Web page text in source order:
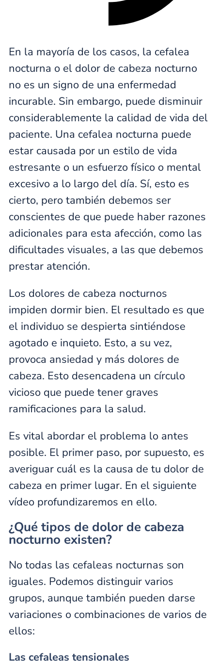
En la mayoría de los casos, la cefalea
nocturna o el dolor de cabeza nocturno
no es un signo de una enfermedad
incurable. Sin embargo, puede disminuir
considerablemente la calidad de vida del
paciente. Una cefalea nocturna puede
estar causada por un estilo de vida
estresante o un esfuerzo físico o mental
excesivo a lo largo del día. Sí, esto es
cierto, pero también debemos ser
conscientes de que puede haber razones
adicionales para esta afección, como las
dificultades visuales, a las que debemos
prestar atención.
Los dolores de cabeza nocturnos
impiden dormir bien. El resultado es que
el individuo se despierta sintiéndose
agotado e inquieto. Esto, a su vez,
provoca ansiedad y más dolores de
cabeza. Esto desencadena un círculo
vicioso que puede tener graves
ramificaciones para la salud.
Es vital abordar el problema lo antes
posible. El primer paso, por supuesto, es
averiguar cuál es la causa de tu dolor de
cabeza en primer lugar. En el siguiente
vídeo profundizaremos en ello.
¿Qué tipos de dolor de cabeza
nocturno existen?
No todas las cefaleas nocturnas son
iguales. Podemos distinguir varios
grupos, aunque también pueden darse
variaciones o combinaciones de varios de
ellos:
Las cefaleas tensionales